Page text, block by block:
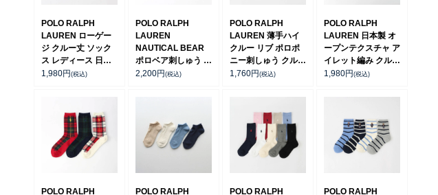
POLO RALPH
LAUREN ローゲー
ジ クルー丈 ソック
ス レディース 日本
製 03207538
1,980円 (税込)
POLO RALPH
LAUREN
NAUTICAL BEAR
ポロベア刺しゅう オ
ーガニックコットン
03207239
2,200円(税込)
POLO RALPH
LAUREN 薄手ハイ
クルー リブ ポロポ
ニー刺しゅう クルー
丈 レディース ソッ
1,760円(税込)
POLO RALPH
LAUREN 日本製 オ
ープンテクスチャ ア
イレット編み クルー
丈 ソックス レディ
1,980円(税込)
POLO RALPH
POLO RALPH
POLO RALPH
POLO RALPH